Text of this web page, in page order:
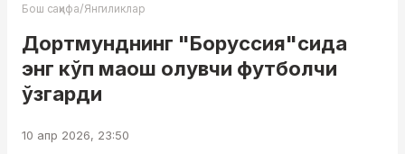
Бош саҳифа/Янгиликлар
Дортмунднинг "Боруссия"сида
энг кўп маош олувчи футболчи
ўзгарди
10 апр 2026, 23:50